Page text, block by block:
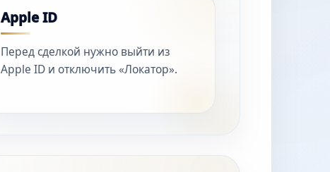
Apple ID
Перед сделкой нужно выйти из
Apple ID и отключить «Локатор».